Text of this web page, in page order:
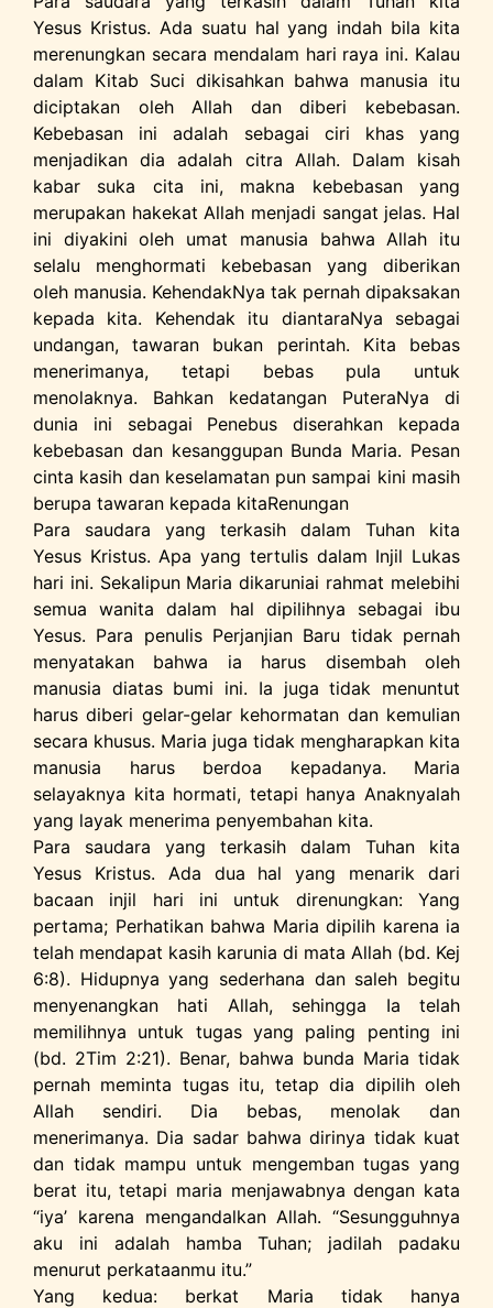
o
o
k
p
p
n
dl
y
Yesus Kristus. Ada suatu hal yang indah bila kita
merenungkan secara mendalam hari raya ini. Kalau
dalam Kitab Suci dikisahkan bahwa manusia itu
diciptakan oleh Allah dan diberi kebebasan.
Kebebasan ini adalah sebagai ciri khas yang
menjadikan dia adalah citra Allah. Dalam kisah
kabar suka cita ini, makna kebebasan yang
merupakan hakekat Allah menjadi sangat jelas. Hal
ini diyakini oleh umat manusia bahwa Allah itu
selalu menghormati kebebasan yang diberikan
oleh manusia. KehendakNya tak pernah dipaksakan
kepada kita. Kehendak itu diantaraNya sebagai
undangan, tawaran bukan perintah. Kita bebas
menerimanya, tetapi bebas pula untuk
menolaknya. Bahkan kedatangan PuteraNya di
dunia ini sebagai Penebus diserahkan kepada
kebebasan dan kesanggupan Bunda Maria. Pesan
cinta kasih dan keselamatan pun sampai kini masih
berupa tawaran kepada kitaRenungan
Para saudara yang terkasih dalam Tuhan kita
Yesus Kristus. Apa yang tertulis dalam Injil Lukas
hari ini. Sekalipun Maria dikaruniai rahmat melebihi
semua wanita dalam hal dipilihnya sebagai ibu
Yesus. Para penulis Perjanjian Baru tidak pernah
menyatakan bahwa ia harus disembah oleh
manusia diatas bumi ini. Ia juga tidak menuntut
harus diberi gelar-gelar kehormatan dan kemulian
secara khusus. Maria juga tidak mengharapkan kita
manusia harus berdoa kepadanya. Maria
selayaknya kita hormati, tetapi hanya Anaknyalah
yang layak menerima penyembahan kita.
Para saudara yang terkasih dalam Tuhan kita
Yesus Kristus. Ada dua hal yang menarik dari
bacaan injil hari ini untuk direnungkan: Yang
pertama; Perhatikan bahwa Maria dipilih karena ia
telah mendapat kasih karunia di mata Allah (bd. Kej
6:8). Hidupnya yang sederhana dan saleh begitu
menyenangkan hati Allah, sehingga Ia telah
memilihnya untuk tugas yang paling penting ini
(bd. 2Tim 2:21). Benar, bahwa bunda Maria tidak
pernah meminta tugas itu, tetap dia dipilih oleh
Allah sendiri. Dia bebas, menolak dan
menerimanya. Dia sadar bahwa dirinya tidak kuat
dan tidak mampu untuk mengemban tugas yang
berat itu, tetapi maria menjawabnya dengan kata
“iya’ karena mengandalkan Allah. “Sesungguhnya
aku ini adalah hamba Tuhan; jadilah padaku
menurut perkataanmu itu.”
Yang kedua: berkat Maria tidak hanya